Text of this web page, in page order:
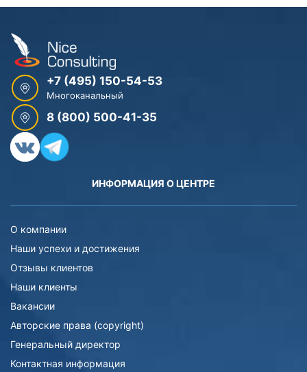
+7 (495) 150-54-53
Многоканальный
8 (800) 500-41-35
ИНФОРМАЦИЯ О ЦЕНТРЕ
О компании
Наши успехи и достижения
Отзывы клиентов
Наши клиенты
Вакансии
Авторские права (copyright)
Генеральный директор
Контактная информация